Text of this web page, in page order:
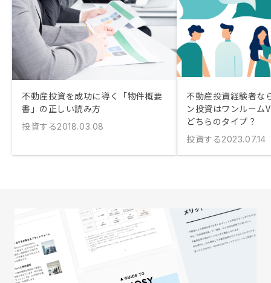
不動産投資を成功に導く「物件概要
書」の正しい読み方
投資する2018.03.08
不動産投資経験者な
ン投資はワンルーム
どちらのタイプ？
投資する2023.07.14